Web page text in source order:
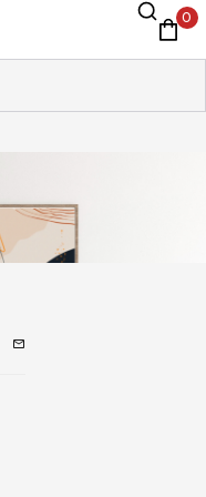
0